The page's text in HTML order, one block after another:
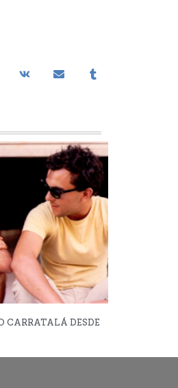
CARRATALÁ DESDE